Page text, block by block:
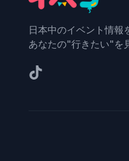
日本中のイベント情報
あなたの"行きたい"を